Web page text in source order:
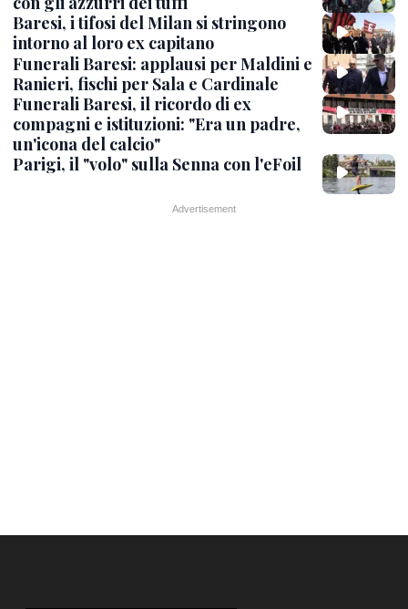
Baresi, i tifosi del Milan si stringono
intorno al loro ex capitano
Funerali Baresi: applausi per Maldini e
Ranieri, fischi per Sala e Cardinale
Funerali Baresi, il ricordo di ex
compagni e istituzioni: "Era un padre,
un'icona del calcio"
Parigi, il "volo" sulla Senna con l'eFoil